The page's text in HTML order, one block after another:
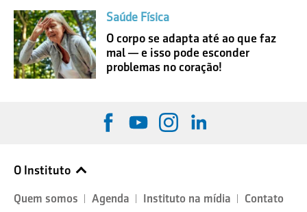
Saúde Física
O corpo se adapta até ao que faz
mal — e isso pode esconder
problemas no coração!
O Instituto
Quem somos Agenda Instituto na mídia
Contato